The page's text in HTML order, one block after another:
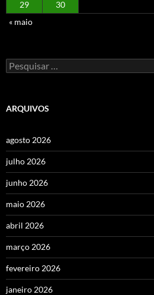
29
30
« maio
Pesquisar
por:
ARQUIVOS
agosto 2026
julho 2026
junho 2026
maio 2026
abril 2026
março 2026
fevereiro 2026
janeiro 2026